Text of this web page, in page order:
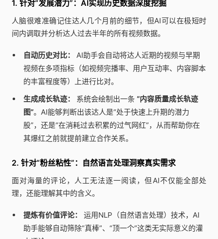
1. 针对“发展潜力”：AI实现历史数据深度挖掘
人脑很难准确记住达人几个月前的细节，但AI可以在极短时
间内调取并分析达人过去半年的所有视频数据。
自动历史对比：
AI助手会自动将达人近期的视频与早期
视频在多项指标（如视频完播率、用户互动率、内容脚本
的丰富程度等）上进行比对。
生成成长轨迹：
系统会绘制出一条 “内容质量成长轨迹
图”。AI能够判断出该达人是“处于快速上升期的潜力
股”，还是“在消耗过去积累的过气网红”，从而帮助你在
其爆红之前就提前建立合作关系。
2. 针对“粉丝粘性”：自然语言处理洞察真实需求
面对海量的评论，人工无法逐一阅读，但AI不仅能全部处
理，还能理解其中的含义。
提炼有价值评论：
运用NLP（自然语言处理）技术，AI
助手能够自动筛除“真棒”、“顶一个”这类无实际意义的灌